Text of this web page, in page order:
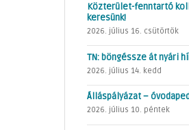
Közterület-fenntartó
keresünk!
2026. július 16. csütörtök
TN: böngéssze át nyári
2026. július 14. kedd
Álláspályázat –
2026. július 10. péntek